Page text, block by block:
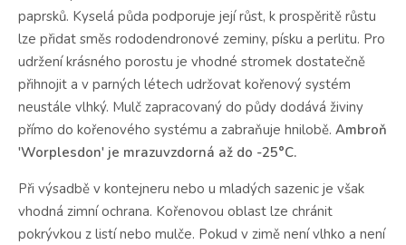
paprsků. Kyselá půda podporuje její růst, k prospěritě růstu
lze přidat směs rododendronové zeminy, písku a perlitu. Pro
udržení krásného porostu je vhodné stromek dostatečně
přihnojit a v parných létech udržovat kořenový systém
neustále vlhký. Mulč zapracovaný do půdy dodává živiny
přímo do kořenového systému a zabraňuje hnilobě. Ambroň
'Worplesdon' je mrazuvzdorná až do -25°C.
Při výsadbě v kontejneru nebo u mladých sazenic je však
vhodná zimní ochrana. Kořenovou oblast lze chránit
pokrývkou z listí nebo mulče. Pokud v zimě není vlhko a není